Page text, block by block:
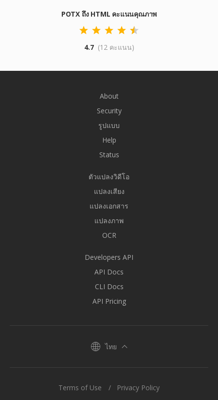
POTX ถึง HTML คะแนนคุณภาพ
4.7 (12 คะแนน)
About
Security
รูปแบบ
Help
Status
ตัวแปลงวิดีโอ
แปลงเสียง
แปลงเอกสาร
แปลงภาพ
OCR
Developers API
API Docs
CLI Docs
API Pricing
ไทย
Terms of Use Privacy Policy